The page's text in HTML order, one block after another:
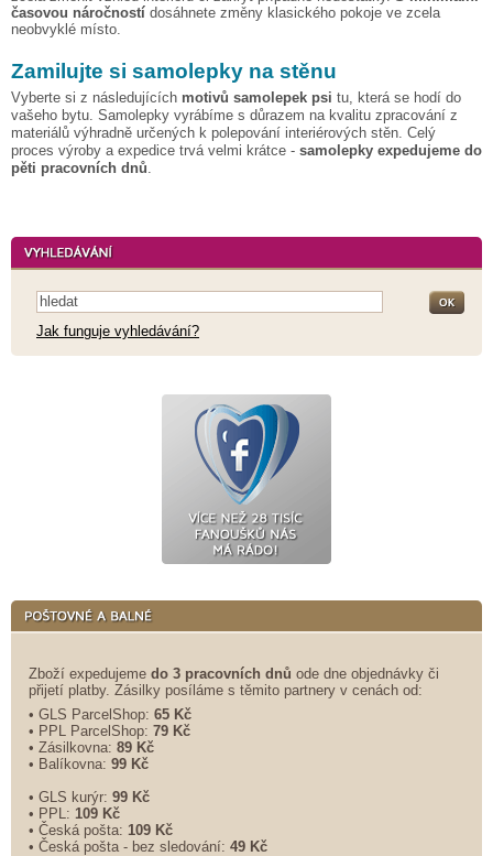
časovou náročností dosáhnete změny klasického pokoje ve zcela
neobvyklé místo.
Zamilujte si samolepky na stěnu
Vyberte si z následujících motivů samolepek psi tu, která se hodí do
vašeho bytu. Samolepky vyrábíme s důrazem na kvalitu zpracování z
materiálů výhradně určených k polepování interiérových stěn. Celý
proces výroby a expedice trvá velmi krátce - samolepky expedujeme do
pěti pracovních dnů.
Jak funguje vyhledávání?
Zboží expedujeme do 3 pracovních dnů ode dne objednávky či
přijetí platby. Zásilky posíláme s těmito partnery v cenách od:
• GLS ParcelShop: 65 Kč
• PPL ParcelShop: 79 Kč
• Zásilkovna: 89 Kč
• Balíkovna: 99 Kč
• GLS kurýr: 99 Kč
• PPL: 109 Kč
• Česká pošta: 109 Kč
• Česká pošta - bez sledování: 49 Kč